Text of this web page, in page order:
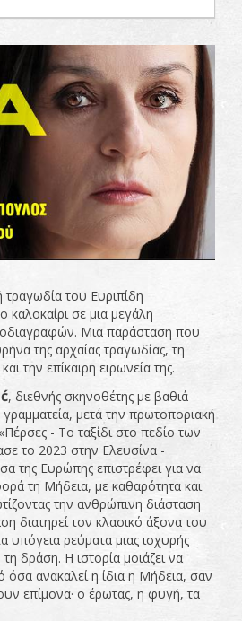
του Ευριπίδη
καλοκαίρι σε μια μεγάλη
Μια παράσταση που
της αρχαίας τραγωδίας, τη
την επίκαιρη ειρωνεία της.
, διεθνής σκηνοθέτης με βαθιά
μετά την πρωτοποριακή
- Το ταξίδι στο πεδίο των
το 2023 στην Ελευσίνα -
της Ευρώπης επιστρέφει για να
τη Μήδεια, με καθαρότητα και
την ανθρώπινη διάσταση
διατηρεί τον κλασικό άξονα του
υπόγεια ρεύματα μιας ισχυρής
δράση. Η ιστορία μοιάζει να
όσα ανακαλεί η ίδια η Μήδεια, σαν
επίμονα· ο έρωτας, η φυγή, τα